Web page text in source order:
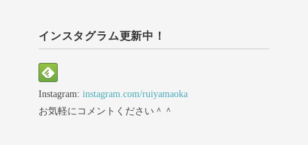
インスタグラム更新中！
Instagram: instagram.com/ruiyamaoka
お気軽にコメントください＾＾